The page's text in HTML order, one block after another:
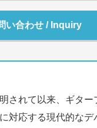
い合わせ / Inquiry
されて以来、ギタ
対応する現代的なデ